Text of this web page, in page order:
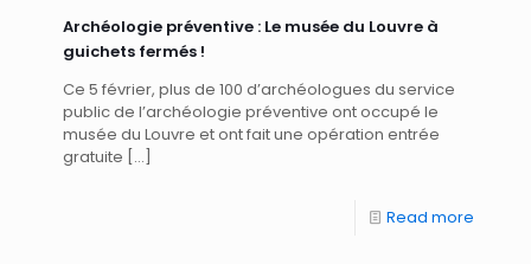
Archéologie préventive : Le musée du Louvre à
guichets fermés !
Ce 5 février, plus de 100 d’archéologues du service
public de l’archéologie préventive ont occupé le
musée du Louvre et ont fait une opération entrée
gratuite […]
Read more